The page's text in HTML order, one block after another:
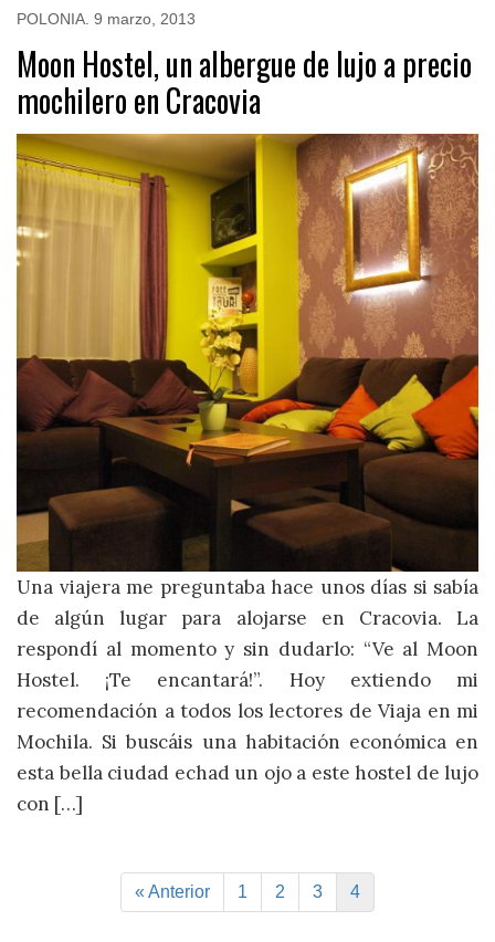
POLONIA 9 marzo, 2013
Moon Hostel, un albergue de lujo a precio
mochilero en Cracovia
Una viajera me preguntaba hace unos días si sabía
de algún lugar para alojarse en Cracovia. La
respondí al momento y sin dudarlo: “Ve al Moon
Hostel. ¡Te encantará!”. Hoy extiendo mi
recomendación a todos los lectores de Viaja en mi
Mochila. Si buscáis una habitación económica en
esta bella ciudad echad un ojo a este hostel de lujo
con […]
« Anterior 1 2 3 4